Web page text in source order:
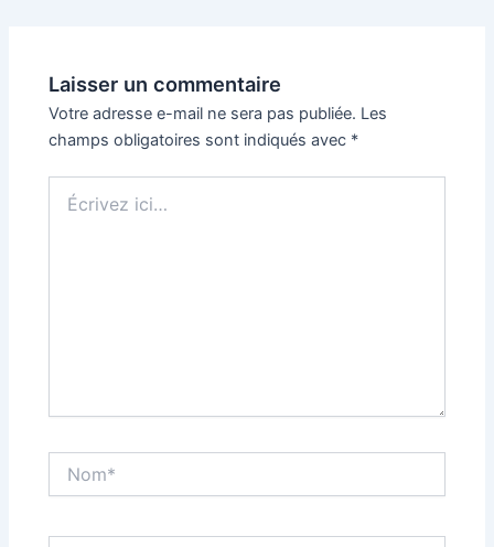
Laisser un commentaire
Votre adresse e-mail ne sera pas publiée. Les
champs obligatoires sont indiqués avec *
ici…